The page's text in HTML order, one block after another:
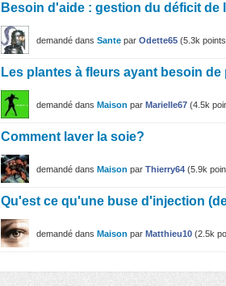
Besoin d'aide : gestion du déficit de
demandé dans Sante par Odette65 (5.3k
Les plantes à fleurs ayant besoin de
demandé dans Maison par Marielle67 (4.5k
Comment laver la soie?
demandé dans Maison par Thierry64 (5.9k
Qu'est ce qu'une buse d'injection
demandé dans Maison par Matthieu10 (2.5k